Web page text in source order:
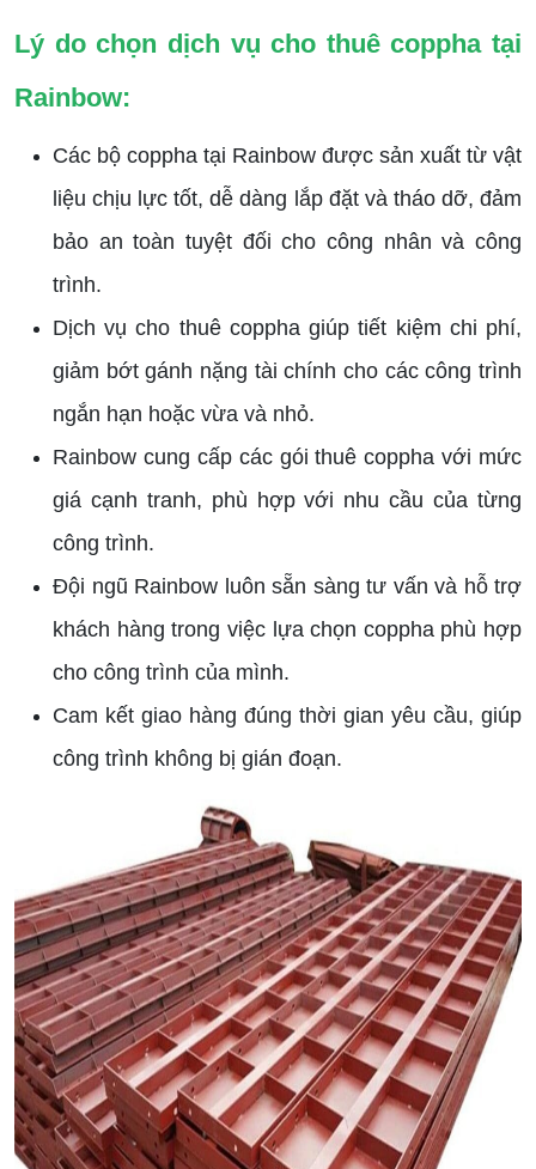
Lý do chọn dịch vụ cho thuê coppha tại
Rainbow:
Các bộ coppha tại Rainbow được sản xuất từ vật
liệu chịu lực tốt, dễ dàng lắp đặt và tháo dỡ, đảm
bảo an toàn tuyệt đối cho công nhân và công
trình.
Dịch vụ cho thuê coppha giúp tiết kiệm chi phí,
giảm bớt gánh nặng tài chính cho các công trình
ngắn hạn hoặc vừa và nhỏ.
Rainbow cung cấp các gói thuê coppha với mức
giá cạnh tranh, phù hợp với nhu cầu của từng
công trình.
Đội ngũ Rainbow luôn sẵn sàng tư vấn và hỗ trợ
khách hàng trong việc lựa chọn coppha phù hợp
cho công trình của mình.
Cam kết giao hàng đúng thời gian yêu cầu, giúp
công trình không bị gián đoạn.